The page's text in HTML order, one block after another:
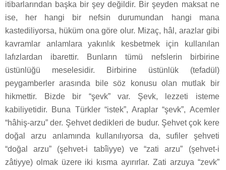
itibarlarından başka bir şey değildir. Bir şeyden maksat ne
ise, her hangi bir nefsin durumundan hangi mana
kastediliyorsa, hüküm ona göre olur. Mizaç, hâl, arazlar gibi
kavramlar anlamlara yakınlık kesbetmek için kullanılan
lafızlardan ibarettir. Bunların tümü nefslerin birbirine
üstünlüğü meselesidir. Birbirine üstünlük (tefadül)
peygamberler arasında bile söz konusu olan mutlak bir
hikmettir. Bizde bir “şevk” var. Şevk, lezzeti isteme
kabiliyetidir. Buna Türkler “istek”, Araplar “şevk”, Acemler
“hâhiş-arzu” der. Şehvet dedikleri de budur. Şehvet çok kere
doğal arzu anlamında kullanılıyorsa da, sufiler şehveti
“doğal arzu” (şehvet-i tabîiyye) ve “zati arzu” (şehvet-i
zâtiyye) olmak üzere iki kısma ayırırlar. Zati arzuya “zevk”